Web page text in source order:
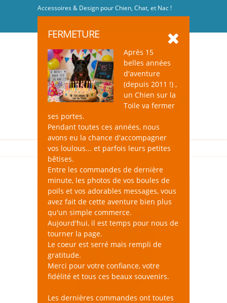
Accessoires & Design pour Chien, Chat, et Nac !
FERMETURE
Après 15
belles années
d'aventure
(depuis 2011 !) ,
un Chien sur la
Toile va fermer
ses portes.
Pendant toutes ces années, nous
avons eu la chance d'accompagner
vos loulous... et parfois leurs petites
bêtises.
Entre les commandes de dernière
minute, les photos de vos boules de
poils et vos adorables messages, vous
avez fait de cette aventure bien plus
qu'un simple commerce.
Aujourd'hui, il est temps pour nous de
tourner la page.
Le coeur est serré mais rempli de
gratitude.
Merci pour votre confiance, votre
fidélité et tous ces beaux souvenirs.
Les dernières commandes ont toutes